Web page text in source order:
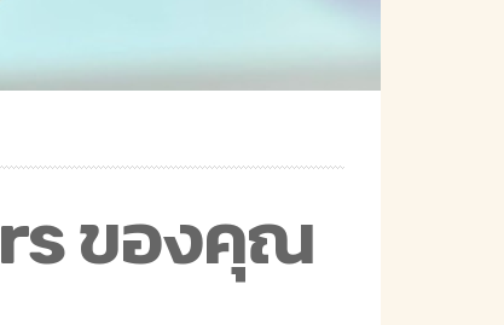
ของคุณ